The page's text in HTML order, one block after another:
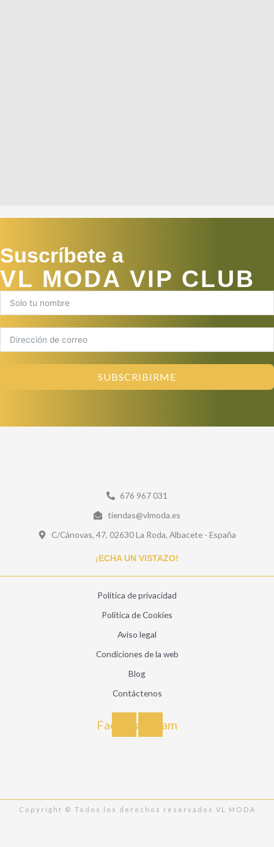
Suscríbete a
VL MODA VIP CLUB
SUBSCRIBIRME
676 967 031
tiendas@vlmoda.es
C/Cánovas, 47, 02630 La Roda, Albacete - España
¡ECHA UN VISTAZO!
Politica de privacidad
Política de Cookies
Aviso legal
Condiciones de la web
Blog
Contáctenos
FacebookInstagram
Copyright © Todos los derechos reservados VL MODA